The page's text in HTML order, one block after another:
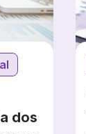
dos